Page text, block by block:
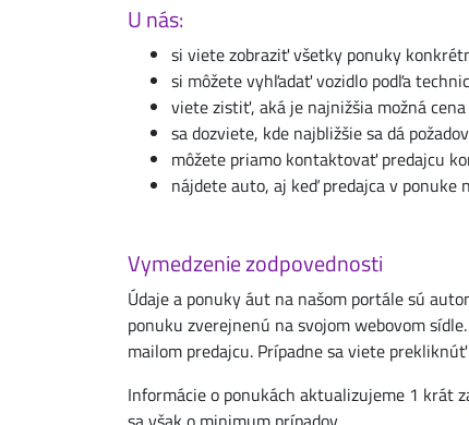
U nás:
si viete zobraziť všetky ponuky
si môžete vyhľadať vozidlo podľa
viete zistiť, aká je najnižšia možná
sa dozviete, kde najbližšie sa dá
môžete priamo kontaktovať predajcu
nájdete auto, aj keď predajca v
Vymedzenie zodpovednosti
Údaje a ponuky áut na našom portále sú
ponuku zverejnenú na svojom webovom
mailom predajcu. Prípadne sa viete
Informácie o ponukách aktualizujeme 1 krát